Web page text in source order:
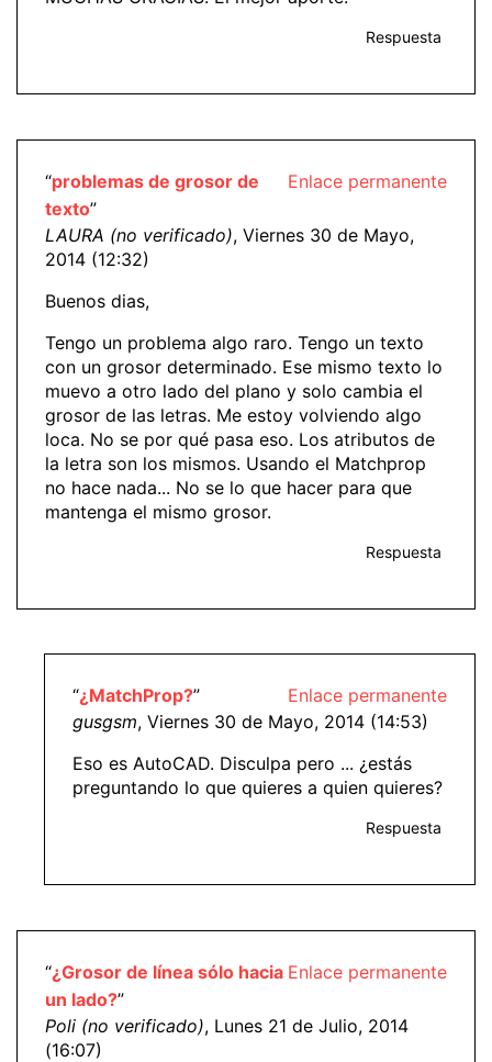
Respuesta
Enlace permanente
“problemas de grosor de
texto”
LAURA (no verificado), Viernes 30 de Mayo,
2014 (12:32)
Buenos dias,
Tengo un problema algo raro. Tengo un texto
con un grosor determinado. Ese mismo texto lo
muevo a otro lado del plano y solo cambia el
grosor de las letras. Me estoy volviendo algo
loca. No se por qué pasa eso. Los atributos de
la letra son los mismos. Usando el Matchprop
no hace nada... No se lo que hacer para que
mantenga el mismo grosor.
Respuesta
Enlace permanente
“¿MatchProp?”
gusgsm, Viernes 30 de Mayo, 2014 (14:53)
Eso es AutoCAD. Disculpa pero ... ¿estás
preguntando lo que quieres a quien quieres?
Respuesta
Enlace permanente
“¿Grosor de línea sólo hacia
un lado?”
Poli (no verificado), Lunes 21 de Julio, 2014
(16:07)